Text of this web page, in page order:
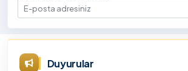
E-posta
Duyurular